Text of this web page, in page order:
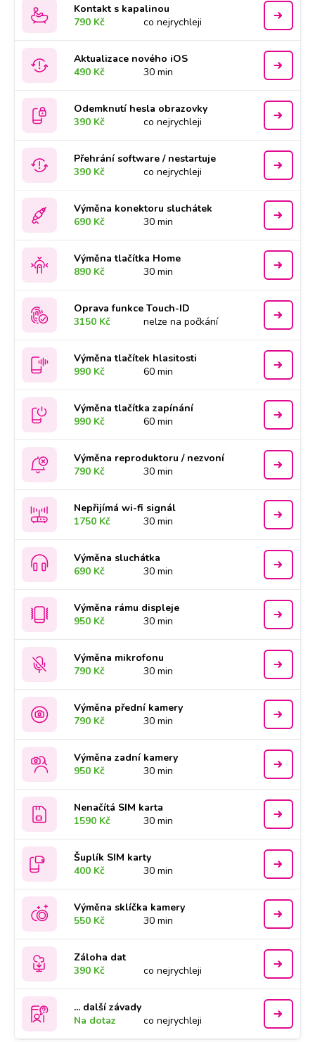
Kontakt s kapalinou
790 Kč
co nejrychleji
Aktualizace nového iOS
490 Kč
30 min
Odemknutí hesla obrazovky
390 Kč
co nejrychleji
Přehrání software / nestartuje
390 Kč
co nejrychleji
Výměna konektoru sluchátek
690 Kč
30 min
Výměna tlačítka Home
890 Kč
30 min
Oprava funkce Touch-ID
3150 Kč
nelze na počkání
Výměna tlačítek hlasitosti
990 Kč
60 min
Výměna tlačítka zapínání
990 Kč
60 min
Výměna reproduktoru / nezvoní
790 Kč
30 min
Nepřijímá wi-fi signál
1750 Kč
30 min
Výměna sluchátka
690 Kč
30 min
Výměna rámu displeje
950 Kč
30 min
Výměna mikrofonu
790 Kč
30 min
Výměna přední kamery
790 Kč
30 min
Výměna zadní kamery
950 Kč
30 min
Nenačítá SIM karta
1590 Kč
30 min
Šuplík SIM karty
400 Kč
30 min
Výměna sklíčka kamery
550 Kč
30 min
Záloha dat
390 Kč
co nejrychleji
... další závady
Na dotaz
co nejrychleji